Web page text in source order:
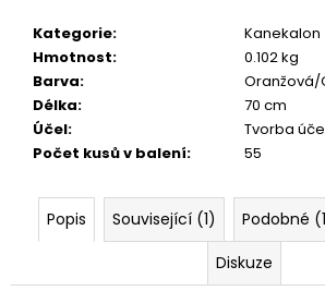
Kategorie:
Kanekalon
Hmotnost:
0.102 kg
Barva:
Oranžová/
Délka:
70 cm
Účel:
Tvorba
Počet kusů v balení: 55
Popis Související (1) Podobné
Diskuze
o
u
č
u
m